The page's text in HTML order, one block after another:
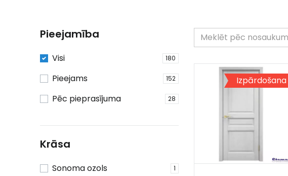
Pieejamība
Visi 180
Pieejams 152
Pēc pieprasījuma 28
Krāsa
Sonoma ozols 1
Izpārdošana